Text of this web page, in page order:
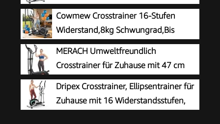
Widerstandsstufen, 6 KG
Schwungmasse, Leises Indoor-Trainingsgerät,
LCD-Monitor, Pulssensor, bis 120 KG (Grün)
Cowmew Crosstrainer 16-Stufen
Widerstand,8kg Schwungrad,Bis
150kg
MERACH Umweltfreundlich
Crosstrainer für Zuhause mit 47 cm
Schrittlänge, Ultraleise
Selbstgenerierender Ellipsentrainer mit
Magnetwiderstand, 16 Stufen, Kompatibel mit
Dripex Crosstrainer, Ellipsentrainer für
Zuhause mit 16 Widerstandsstufen,